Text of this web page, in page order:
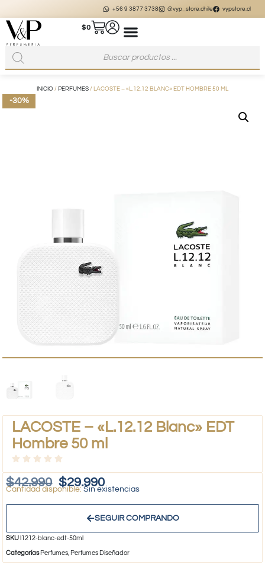
+56 9 3877 3738 @vyp_store.chile vypstore.cl
$0
INICIO / PERFUMES / LACOSTE – «L.12.12 BLANC» EDT HOMBRE 50 ML
-30%
LACOSTE – «L.12.12 Blanc» EDT
Hombre 50 ml
$42.990 $29.990
Sin existencias
SEGUIR COMPRANDO
SKU l1212-blanc-edt-50ml
Categorías Perfumes, Perfumes Diseñador